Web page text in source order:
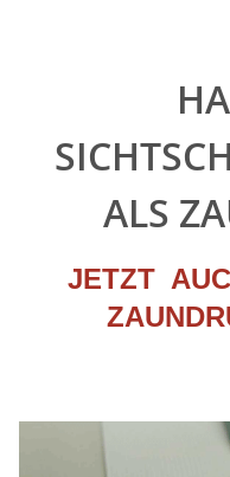
ALS
JETZT